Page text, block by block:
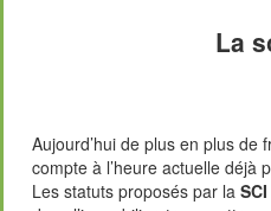
La
Aujourd’hui de plus en plus de
compte à l’heure actuelle déjà
Les statuts proposés par laSCI